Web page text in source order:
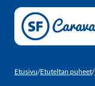
Siirry sivun sisältöön
Etusivu/Etuteltan puheet/